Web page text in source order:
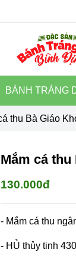
BÁNH TRÁNG
thu Bà Giáo
Mắm cá thu
130.000đ
- Mắm cá thu
- HỦ thủy tinh